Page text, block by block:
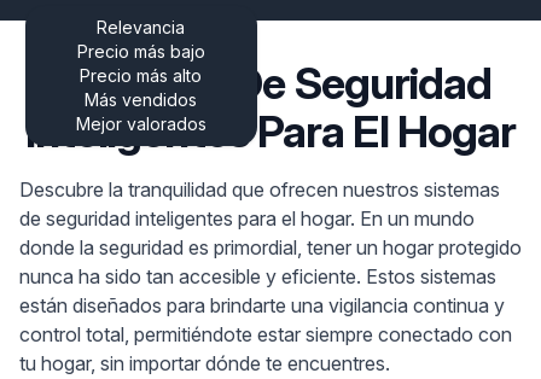
Relevancia
Precio más bajo
Precio más alto
Más vendidos
Mejor valorados
Sistemas De Seguridad
Inteligentes Para El Hogar
Descubre la tranquilidad que ofrecen nuestros sistemas
de seguridad inteligentes para el hogar. En un mundo
donde la seguridad es primordial, tener un hogar protegido
nunca ha sido tan accesible y eficiente. Estos sistemas
están diseñados para brindarte una vigilancia continua y
control total, permitiéndote estar siempre conectado con
tu hogar, sin importar dónde te encuentres.